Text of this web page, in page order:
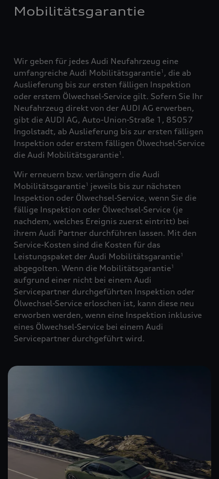
Mobilitätsgarantie
Wir geben für jedes Audi Neufahrzeug eine
umfangreiche Audi Mobilitätsgarantie1 , die ab
Auslieferung bis zur ersten fälligen Inspektion
oder erstem Ölwechsel-Service gilt. Sofern Sie Ihr
Neufahrzeug direkt von der AUDI AG erwerben,
gibt die AUDI AG, Auto-Union-Straße 1, 85057
Ingolstadt, ab Auslieferung bis zur ersten fälligen
Inspektion oder erstem fälligen Ölwechsel-Service
die Audi Mobilitätsgarantie1 .
Wir erneuern bzw. verlängern die Audi
Mobilitätsgarantie1
jeweils bis zur nächsten
Inspektion oder Ölwechsel-Service, wenn Sie die
fällige Inspektion oder Ölwechsel-Service (je
nachdem, welches Ereignis zuerst eintritt) bei
ihrem Audi Partner durchführen lassen. Mit den
Service-Kosten sind die Kosten für das
Leistungspaket der Audi Mobilitätsgarantie1
abgegolten. Wenn die Mobilitätsgarantie1
aufgrund einer nicht bei einem Audi
Servicepartner durchgeführten Inspektion oder
Ölwechsel-Service erloschen ist, kann diese neu
erworben werden, wenn eine Inspektion inklusive
eines Ölwechsel-Service bei einem Audi
Servicepartner durchgeführt wird.